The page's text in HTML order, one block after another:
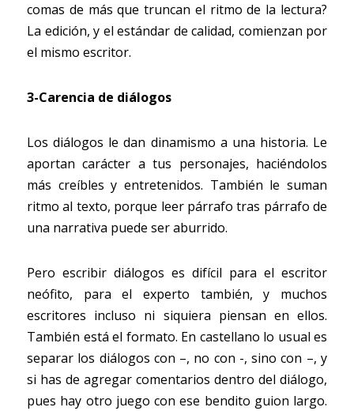
comas de más que truncan el ritmo de la lectura?
La edición, y el estándar de calidad, comienzan por
el mismo escritor.
3-Carencia de diálogos
Los diálogos le dan dinamismo a una historia. Le
aportan carácter a tus personajes, haciéndolos
más creíbles y entretenidos. También le suman
ritmo al texto, porque leer párrafo tras párrafo de
una narrativa puede ser aburrido.
Pero escribir diálogos es difícil para el escritor
neófito, para el experto también, y muchos
escritores incluso ni siquiera piensan en ellos.
También está el formato. En castellano lo usual es
separar los diálogos con –, no con -, sino con –, y
si has de agregar comentarios dentro del diálogo,
pues hay otro juego con ese bendito guion largo.